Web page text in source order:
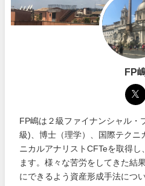
FP
FP嶋は２級ファイナンシャル・
級)、博士（理学）、国際テクニ
ニカルアナリストCFTeを取得
ます。様々な苦労をしてきた結
にできるよう資産形成手法につ